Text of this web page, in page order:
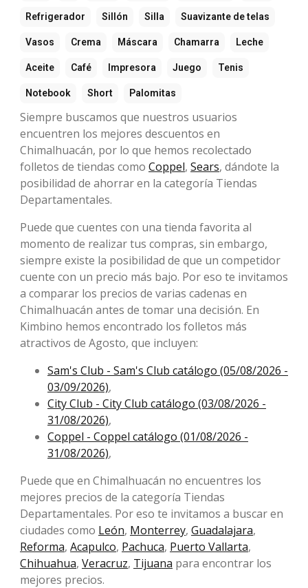
Refrigerador Sillón Silla Suavizante de telas
Vasos Crema Máscara Chamarra Leche
Aceite Café Impresora Juego Tenis
Notebook Short Palomitas
Siempre buscamos que nuestros usuarios
encuentren los mejores descuentos en
Chimalhuacán, por lo que hemos recolectado
folletos de tiendas como Coppel, Sears, dándote la
posibilidad de ahorrar en la categoría Tiendas
Departamentales.
Puede que cuentes con una tienda favorita al
momento de realizar tus compras, sin embargo,
siempre existe la posibilidad de que un competidor
cuente con un precio más bajo. Por eso te invitamos
a comparar los precios de varias cadenas en
Chimalhuacán antes de tomar una decisión. En
Kimbino hemos encontrado los folletos más
atractivos de Agosto, que incluyen:
Sam's Club - Sam's Club catálogo (05/08/2026 -
03/09/2026),
City Club - City Club catálogo (03/08/2026 -
31/08/2026),
Coppel - Coppel catálogo (01/08/2026 -
31/08/2026),
Puede que en Chimalhuacán no encuentres los
mejores precios de la categoría Tiendas
Departamentales. Por eso te invitamos a buscar en
ciudades como León, Monterrey, Guadalajara,
Reforma, Acapulco, Pachuca, Puerto Vallarta,
Chihuahua, Veracruz, Tijuana para encontrar los
mejores precios.